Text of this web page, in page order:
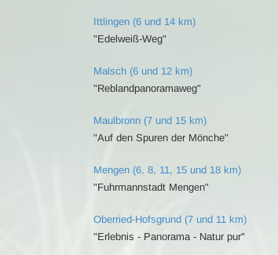
Ittlingen (6 und 14 km)
"Edelweiß-Weg"
Malsch (6 und 12 km)
"Reblandpanoramaweg"
Maulbronn (7 und 15 km)
"Auf den Spuren der Mönche"
Mengen (6, 8, 11, 15 und 18 km)
"Fuhrmannstadt Mengen"
Oberried-Hofsgrund (7 und 11 km)
"Erlebnis - Panorama - Natur pur"